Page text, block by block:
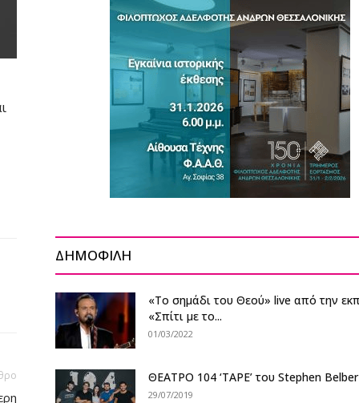
ΔΗΜΟΦΙΛΗ
«Το σημάδι του Θεού» live από την
«Σπίτι με το...
01/03/2022
ΘΕΑΤΡΟ 104 ‘TAPE’ του Stephen Belber
29/07/2019